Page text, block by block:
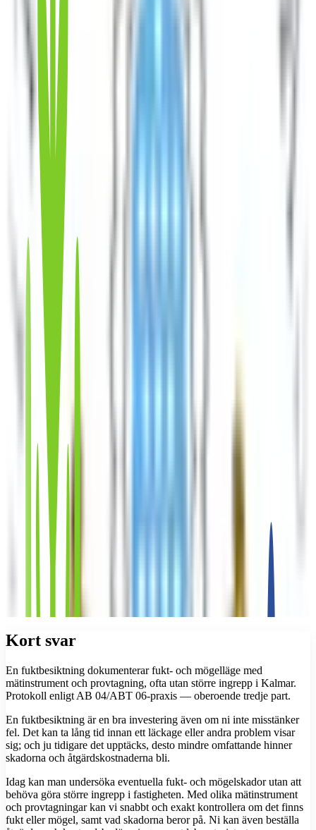
Kort svar
En fuktbesiktning dokumenterar fukt- och mögelläge med
mätinstrument och provtagning, ofta utan större ingrepp i Kalmar.
Protokoll enligt AB 04/ABT 06-praxis — oberoende tredje part.
En fuktbesiktning är en bra investering även om ni inte misstänker
fel. Det kan ta lång tid innan ett läckage eller andra problem visar
sig; och ju tidigare det upptäcks, desto mindre omfattande hinner
skadorna och åtgärdskostnaderna bli.
Idag kan man undersöka eventuella fukt- och mögelskador utan att
behöva göra större ingrepp i fastigheten. Med olika mätinstrument
och provtagningar kan vi snabbt och exakt kontrollera om det finns
fukt eller mögel, samt vad skadorna beror på. Ni kan även beställa